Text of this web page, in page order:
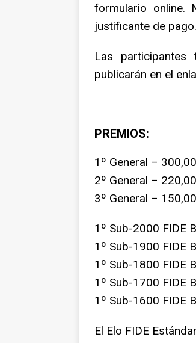
formulario online.
justificante de pago.
Las
publicarán en el
PREMIOS:
1º General –
2º General –
3º General –
1º Sub-2000 FIDE
1º Sub-1900 FIDE
1º Sub-1800 FIDE
1º Sub-1700 FIDE
1º Sub-1600 FIDE
El Elo FIDE